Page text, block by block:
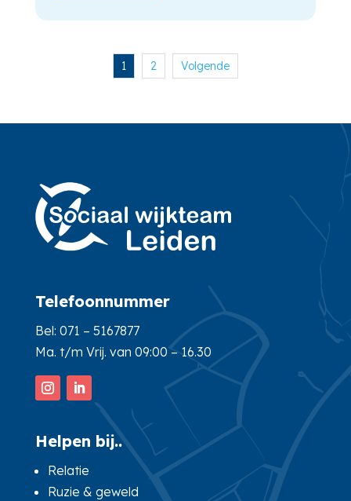
1 2 Volgende
Telefoonnummer
Bel: 071 – 5167877
Ma. t/m Vrij. van 09:00 – 16.30
Helpen bij..
Relatie
Ruzie & geweld